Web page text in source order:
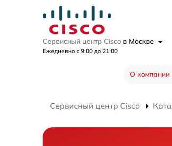
Сервисный центр Cisco в Москве
Ежедневно с 9:00 до 21:00
О компании
Сервисный центр Cisco